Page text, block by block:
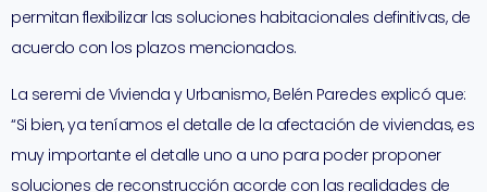
permitan flexibilizar las soluciones habitacionales definitivas, de
acuerdo con los plazos mencionados.
La seremi de Vivienda y Urbanismo, Belén Paredes explicó que:
“Si bien, ya teníamos el detalle de la afectación de viviendas, es
muy importante el detalle uno a uno para poder proponer
soluciones de reconstrucción acorde con las realidades de